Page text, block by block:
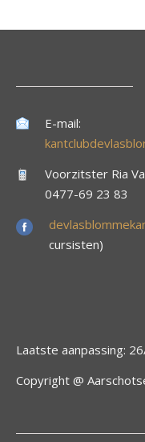
E-mail:
Voorzitster Ria
0477-69 23 83
cursisten)
Laatste aanpassing:
Copyright @